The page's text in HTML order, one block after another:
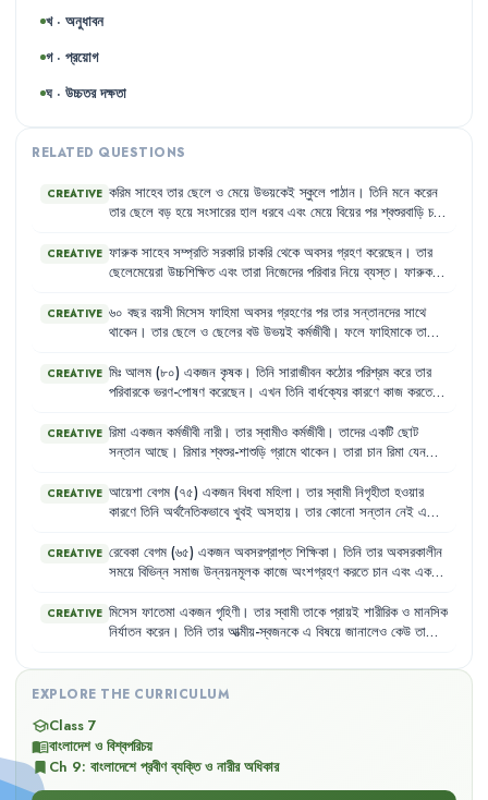
খ · অনুধাবন
গ · প্রয়োগ
ঘ · উচ্চতর দক্ষতা
RELATED QUESTIONS
CREATIVE করিম সাহেব তার ছেলে ও মেয়ে উভয়কেই স্কুলে পাঠান । তিনি মনে করেন
তার ছেলে বড় হয়ে সংসারের হাল ধরবে এবং মেয়ে বিয়ের পর শ্বশুরবাড়ি চলে
উচ্চশিক্ষার সুযোগ দিতে রাজি নন।
CREATIVE ফারুক সাহেব সম্প্রতি সরকারি চাকরি থেকে অবসর গ্রহণ করেছেন । তার
ছেলেমেয়েরা উচ্চশিক্ষিত এবং তারা নিজেদের পরিবার নিয়ে ব্যস্ত। ফারুক
করার সুযোগ পান না। তার স্ত্রী অসুস্থ হওয়ায় তিনি নিজেও শারীরিক
জটিলতায় ভুগছেন কিন্তু প্রয়োজনীয় চিকিৎসার সুযোগ পাচ্ছেন না।
CREATIVE ৬০ বছর বয়সী মিসেস ফাহিমা অবসর গ্রহণের পর তার সন্তানদের সাথে
থাকেন । তার ছেলে ও ছেলের বউ উভয়ই কর্মজীবী। ফলে ফাহিমাকে তাদের
হয় । এই বয়সে এসব কাজ করা তার পক্ষে কঠিন হয়ে পড়েছে এবং তিনি
প্রায়শই অসুস্থ থাকেন, কিন্তু প্রয়োজনীয় চিকিৎসা সুবিধা পান না ।
CREATIVE মিঃ আলম (৮০) একজন কৃষক। তিনি সারাজীবন কঠোর পরিশ্রম করে তার
পরিবারকে ভরণ-পোষণ করেছেন । এখন তিনি বার্ধক্যের কারণে কাজ করতে
করতে প্রস্তুত নয় এবং তিনি প্রায়শই অনাহারে থাকেন।
CREATIVE রিমা একজন কর্মজীবী নারী। তার স্বামীও কর্মজীবী। তাদের একটি ছোট
সন্তান আছে । রিমার শ্বশুর-শাশুড়ি গ্রামে থাকেন । তারা চান রিমা যেন
স্বাধীনতা এবং কর্মজীবনের অধিকারকে গুরুত্ব দেয়।
CREATIVE আয়েশা বেগম (৭৫) একজন বিধবা মহিলা । তার স্বামী নিগৃহীতা হওয়ার
কারণে তিনি অর্থনৈতিকভাবে খুবই অসহায় । তার কোনো সন্তান নেই এবং
কিছুটা সহায়তা আশা করেন ।
CREATIVE রেবেকা বেগম (৬৫) একজন অবসরপ্রাপ্ত শিক্ষিকা । তিনি তার অবসরকালীন
সময়ে বিভিন্ন সমাজ উন্নয়নমূলক কাজে অংশগ্রহণ করতে চান এবং একটি
সমাজের জন্য উপকারী হতে পারে।
CREATIVE মিসেস ফাতেমা একজন গৃহিণী। তার স্বামী তাকে প্রায়ই শারীরিক ও মানসিক
নির্যাতন করেন । তিনি তার আত্মীয়-স্বজনকে এ বিষয়ে জানালেও কেউ তাকে
হওয়ায় এই ধরনের নির্যাতনের শিকার হচ্ছেন এবং তার কোনো অধিকার
নেই।
EXPLORE THE CURRICULUM
schoolClass 7
menu_bookবাংলাদেশ ও বিশ্বপরিচয়
bookmark Ch 9: বাংলাদেশে প্রবীণ ব্যক্তি ও নারীর অধিকার